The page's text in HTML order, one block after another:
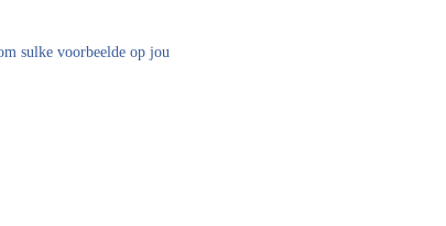
sulke voorbeelde op jou